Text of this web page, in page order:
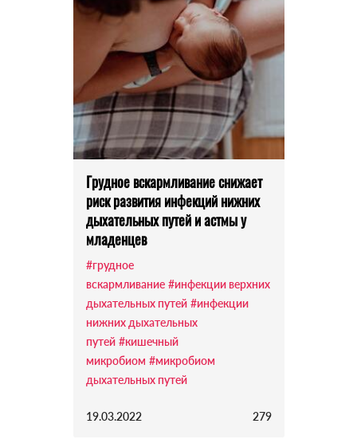
Грудное вскармливание снижает
риск развития инфекций нижних
дыхательных путей и астмы у
младенцев
#грудное
вскармливание #инфекции верхних
дыхательных путей #инфекции
нижних дыхательных
путей #кишечный
микробиом #микробиом
дыхательных путей
19.03.2022 279